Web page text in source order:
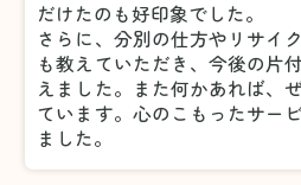
だけたのも好印象でした。
さらに、分別の仕方やリサイ
も教えていただき、今後の片
えました。また何かあれば、
ています。心のこもったサー
ました。